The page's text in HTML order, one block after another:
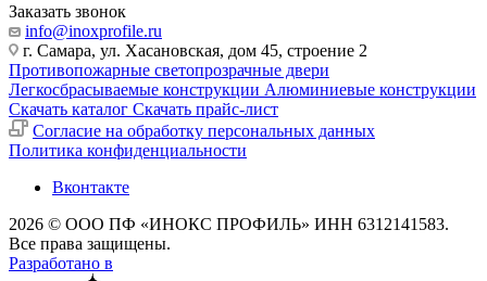
Заказать звонок
info@inoxprofile.ru
г. Самара, ул. Хасановская, дом 45, строение 2
Противопожарные светопрозрачные двери
Легкосбрасываемые конструкции Алюминиевые конструкции
Скачать каталог Скачать прайс-лист
Cогласие на обработку персональных данных
Политика конфиденциальности
Вконтакте
2026 © ООО ПФ «ИНОКС ПРОФИЛЬ» ИНН 6312141583.
Все права защищены.
Разработано в